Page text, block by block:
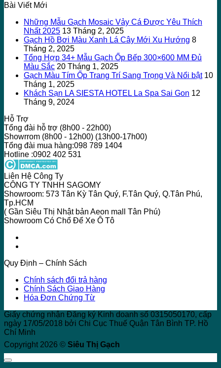
Bài Viết Mới
Những Mẫu Gạch Mosaic Vảy Cá Được Yêu Thích
Nhất 2025 13 Tháng 2, 2025
Gạch Hồ Bơi Màu Xanh Lá Cây Mới Xu Hướng 8
Tháng 2, 2025
Tổng Hợp 34+ Mẫu Gạch Ốp Bếp 300×600 MM Đủ
Màu Sắc 20 Tháng 1, 2025
Gạch Màu Tím Ốp Trang Trí Sang Trọng Và Nổi bật 10
Tháng 1, 2025
Khách Sạn LA SIESTA HOTEL La Spa Sai Gon 12
Tháng 9, 2024
Hỗ Trợ
Tổng đài hỗ trợ (8h00 - 22h00)
Showrrom (8h00 - 12h00) (13h00-17h00)
Tổng đài mua hàng:098 789 1404
Hotline :0902 402 531
Liên Hệ Công Ty
CÔNG TY TNHH SAGOMY
Showroom: 573 Tân Kỳ Tân Quý, F.Tân Quý, Q.Tân Phú,
Tp.HCM
( Gần Siêu Thị Nhật bản Aeon mall Tân Phú)
Showroom Có Chổ Để Xe Ô Tô
Quy Định – Chính Sách
Chính sách đổi trả hàng
Chính Sách Giao Hàng
Hóa Đơn Chứng Từ
Giấy chứng nhận Đăng ký Kinh doanh số 0315050170, cấp
ngày 17/05/2018 bởi Chi Cục Thuế Quận Tân Bình TP. Hồ
Chí Minh
Copyright 2026 © Siêu Thị Gạch